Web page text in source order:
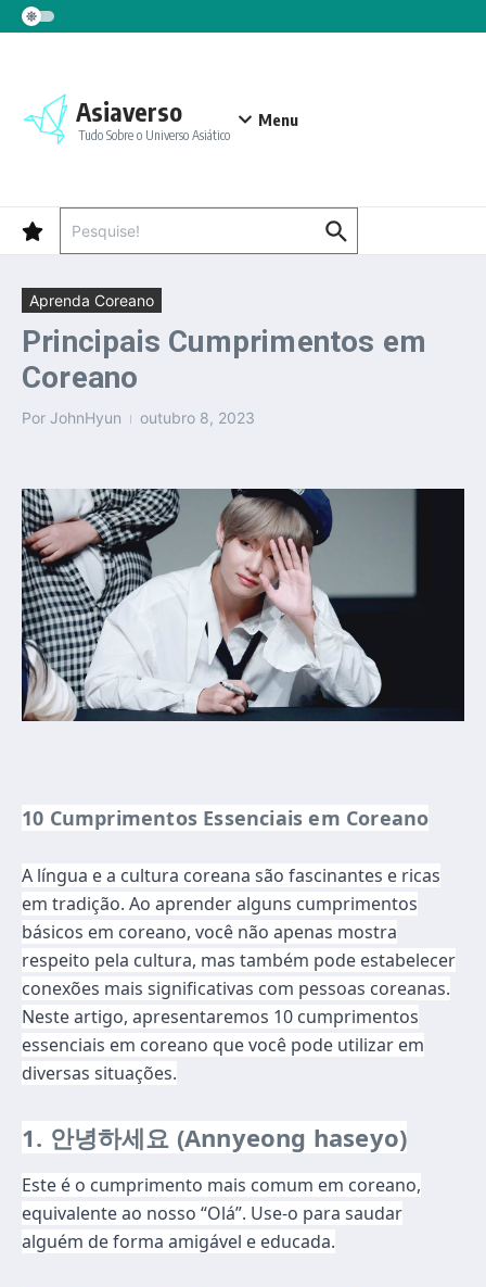
Ir para o conteúdo
Asiaverso
Tudo Sobre o Universo Asiático
Menu
Aprenda Coreano
Principais Cumprimentos em
Coreano
Por JohnHyun outubro 8, 2023
10 Cumprimentos Essenciais em Coreano
A língua e a cultura coreana são fascinantes e ricas
em tradição. Ao aprender alguns cumprimentos
básicos em coreano, você não apenas mostra
respeito pela cultura, mas também pode estabelecer
conexões mais significativas com pessoas coreanas.
Neste artigo, apresentaremos 10 cumprimentos
essenciais em coreano que você pode utilizar em
diversas situações.
1. 안녕하세요 (Annyeong haseyo)
Este é o cumprimento mais comum em coreano,
equivalente ao nosso “Olá”. Use-o para saudar
alguém de forma amigável e educada.